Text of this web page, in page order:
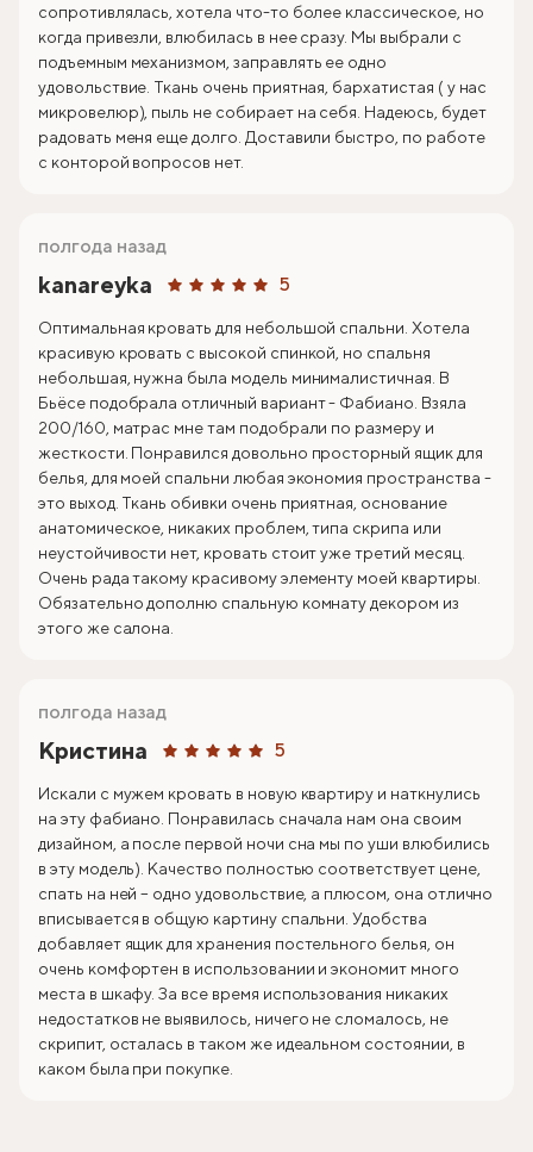
сопротивлялась, хотела что-то более классическое, но
когда привезли, влюбилась в нее сразу. Мы выбрали с
подъемным механизмом, заправлять ее одно
удовольствие. Ткань очень приятная, бархатистая ( у нас
микровелюр), пыль не собирает на себя. Надеюсь, будет
радовать меня еще долго. Доставили быстро, по работе
с конторой вопросов нет.
kanareyka 5
полгода назад
Оптимальная кровать для небольшой спальни. Хотела
красивую кровать с высокой спинкой, но спальня
небольшая, нужна была модель минималистичная. В
Бьёсе подобрала отличный вариант - Фабиано. Взяла
200/160, матрас мне там подобрали по размеру и
жесткости. Понравился довольно просторный ящик для
белья, для моей спальни любая экономия пространства -
это выход. Ткань обивки очень приятная, основание
анатомическое, никаких проблем, типа скрипа или
неустойчивости нет, кровать стоит уже третий месяц.
Очень рада такому красивому элементу моей квартиры.
Обязательно дополню спальную комнату декором из
этого же салона.
Кристина 5
полгода назад
Искали с мужем кровать в новую квартиру и наткнулись
на эту фабиано. Понравилась сначала нам она своим
дизайном, а после первой ночи сна мы по уши влюбились
в эту модель). Качество полностью соответствует цене,
спать на ней – одно удовольствие, а плюсом, она отлично
вписывается в общую картину спальни. Удобства
добавляет ящик для хранения постельного белья, он
очень комфортен в использовании и экономит много
места в шкафу. За все время использования никаких
недостатков не выявилось, ничего не сломалось, не
скрипит, осталась в таком же идеальном состоянии, в
каком была при покупке.